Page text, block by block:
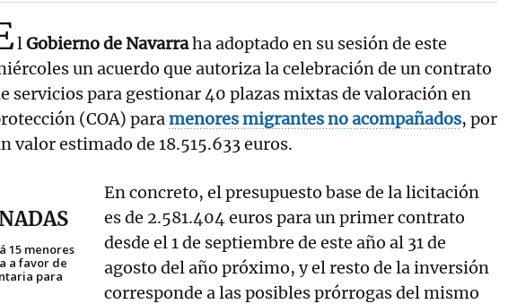
lGobierno de Navarraha adoptado en su sesión de este
un acuerdo que autoriza la celebración de un contrato
servicios para gestionar 40 plazas mixtas de valoración en
(COA) paramenores migrantes no acompañados, por
valor estimado de 18.515.633 euros.
15 menores
a favor de
para
En concreto, el presupuesto base de la licitación
es de 2.581.404 euros para un primer contrato
desde el 1 de septiembre de este año al 31 de
agosto del año próximo, y el resto de la inversión
corresponde a las posibles prórrogas del mismo